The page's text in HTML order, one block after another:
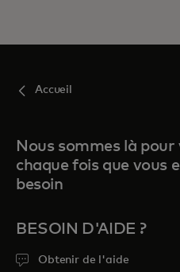
Accueil
Nous sommes là pour
chaque fois que vous
besoin
BESOIN D'AIDE ?
Obtenir de l'aide